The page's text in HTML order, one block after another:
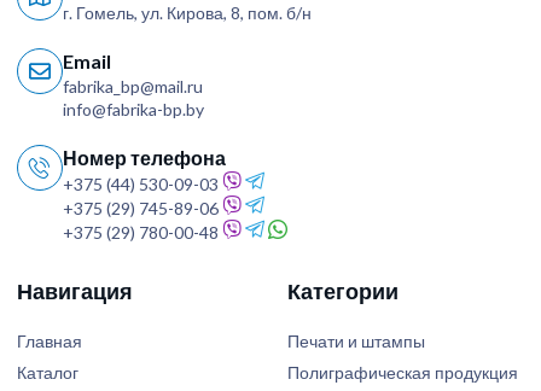
г. Гомель, ул. Кирова, 8, пом. б/н
Email
fabrika_bp@mail.ru
info@fabrika-bp.by
Номер телефона
+375 (44) 530-09-03
+375 (29) 745-89-06
+375 (29) 780-00-48
Навигация
Главная
Каталог
Категории
Печати и штампы
Полиграфическая продукция